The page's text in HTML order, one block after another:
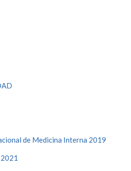
de Medicina Interna 2019